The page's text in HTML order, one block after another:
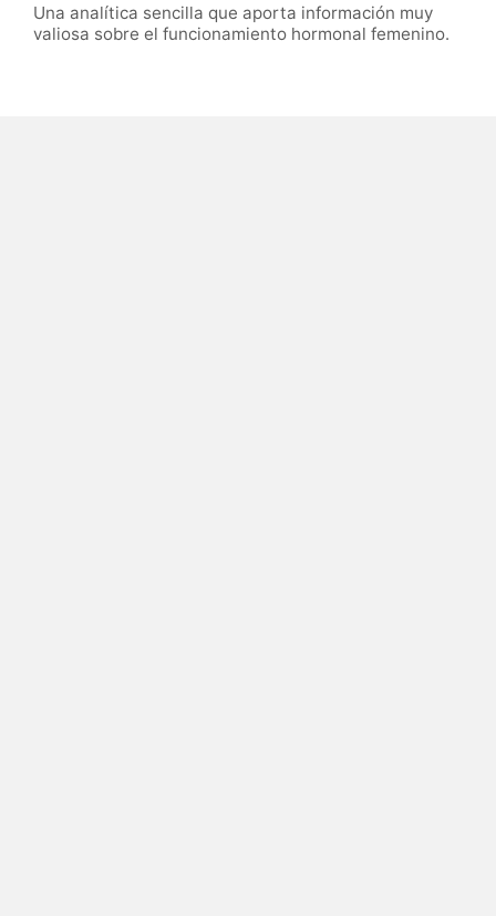
Una analítica sencilla que aporta información muy
valiosa sobre el funcionamiento hormonal femenino.